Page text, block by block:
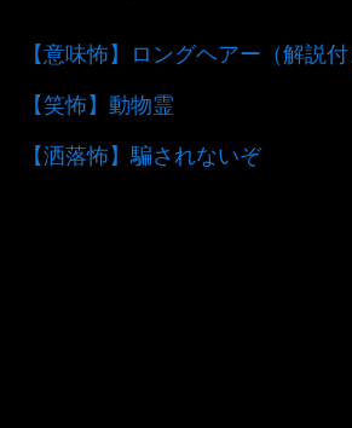
【意味怖】ロングヘアー（解説付
【笑怖】動物霊
【洒落怖】騙されないぞ